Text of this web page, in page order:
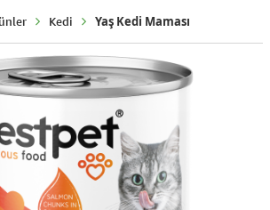
Kedi Yaş Kedi Maması